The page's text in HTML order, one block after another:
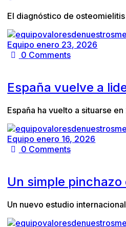
El diagnóstico de
Equipo enero 23, 2026
0 Comments
España vuelve a
España ha vuelto a situarse
Equipo enero 16, 2026
0 Comments
Un simple
Un nuevo estudio